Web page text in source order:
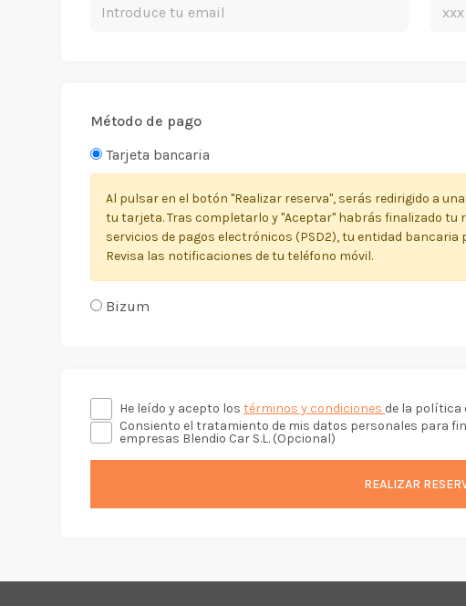
Método de pago
Tarjeta bancaria
Al pulsar en el botón "Realizar reserva", serás redirigido a
tu tarjeta. Tras completarlo y "Aceptar" habrás finalizado tu
servicios de pagos electrónicos (PSD2), tu entidad
Revisa las notificaciones de tu teléfono móvil.
Bizum
He leído y acepto lostérminos y condiciones de la política
Consiento el tratamiento de mis datos personales para
empresas Blendio Car S.L. (Opcional)
REALIZAR